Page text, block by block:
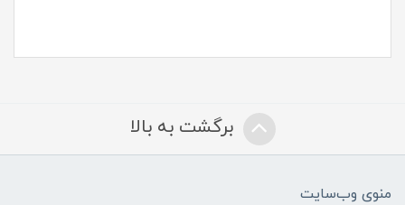
برگشت به بالا
منوی وب‌سایت